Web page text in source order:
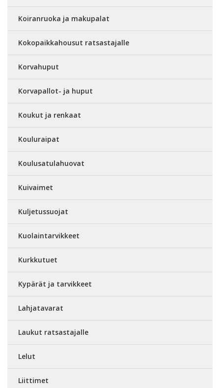
Koiranruoka ja makupalat
Kokopaikkahousut ratsastajalle
Korvahuput
Korvapallot- ja huput
Koukut ja renkaat
Kouluraipat
Koulusatulahuovat
Kuivaimet
Kuljetussuojat
Kuolaintarvikkeet
Kurkkutuet
Kypärät ja tarvikkeet
Lahjatavarat
Laukut ratsastajalle
Lelut
Liittimet